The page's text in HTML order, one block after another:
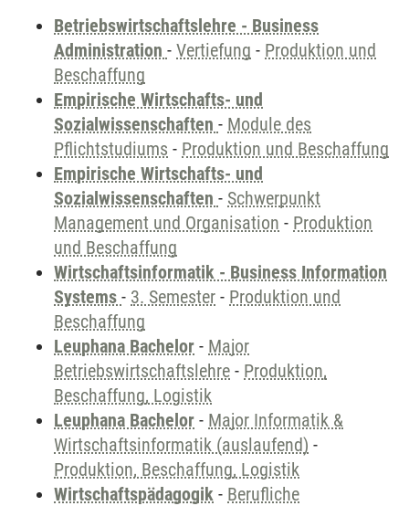
Betriebswirtschaftslehre - Business
Administration - Vertiefung - Produktion und
Beschaffung
Empirische Wirtschafts- und
Sozialwissenschaften - Module des
Pflichtstudiums - Produktion und Beschaffung
Empirische Wirtschafts- und
Sozialwissenschaften - Schwerpunkt
Management und Organisation - Produktion
und Beschaffung
Wirtschaftsinformatik - Business Information
Systems - 3. Semester - Produktion und
Beschaffung
Leuphana Bachelor - Major
Betriebswirtschaftslehre - Produktion,
Beschaffung, Logistik
Leuphana Bachelor - Major Informatik &
Wirtschaftsinformatik (auslaufend) -
Produktion, Beschaffung, Logistik
Wirtschaftspädagogik - Berufliche